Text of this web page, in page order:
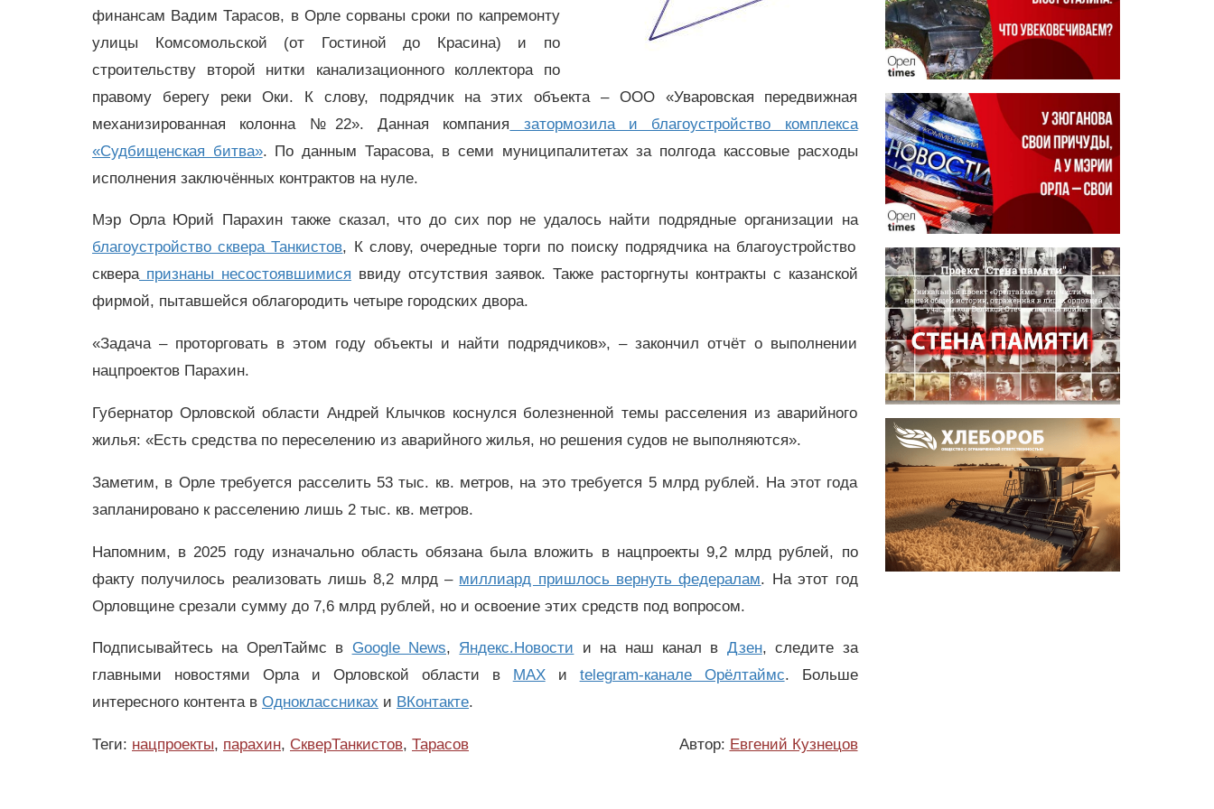
финансам Вадим Тарасов, в Орле сорваны сроки по капремонту
улицы Комсомольской (от Гостиной до Красина) и по
строительству второй нитки канализационного коллектора по
правому берегу реки Оки. К слову, подрядчик на этих объекта – ООО «Уваровская передвижная
механизированная колонна №22». Данная компания затормозила и благоустройство комплекса
«Судбищенская битва». По данным Тарасова, в семи муниципалитетах за полгода кассовые расходы
исполнения заключённых контрактов на нуле.
Мэр Орла Юрий Парахин также сказал, что до сих пор не удалось найти подрядные организации на
благоустройство сквера Танкистов, К слову, очередные торги по поиску подрядчика на благоустройство
скверапризнаны несостоявшимися ввиду отсутствия заявок. Также расторгнуты контракты с казанской
фирмой, пытавшейся облагородить четыре городских двора.
«Задача – проторговать в этом году объекты и найти подрядчиков», – закончил отчёт о выполнении
нацпроектов Парахин.
Губернатор Орловской области Андрей Клычков коснулся болезненной темы расселения из аварийного
жилья: «Есть средства по переселению из аварийного жилья, но решения судов не выполняются».
Заметим, в Орле требуется расселить 53 тыс. кв. метров, на это требуется 5 млрд рублей. На этот года
запланировано к расселению лишь 2 тыс. кв. метров.
Напомним, в 2025 году изначально область обязана была вложить в нацпроекты 9,2 млрд рублей, по
факту получилось реализовать лишь 8,2 млрд – миллиард пришлось вернуть федералам. На этот год
Орловщине срезали сумму до 7,6 млрд рублей, но и освоение этих средств под вопросом.
Подписывайтесь на ОрелТаймс в Google News, Яндекс.Новости и на наш канал в Дзен, следите за
главными новостями Орла и Орловской области в
MAXи telegram-канале Орёлтаймс. Больше
интересного контента в Одноклассниках и ВКонтакте.
Теги: нацпроекты, парахин, СкверТанкистов, Тарасов Автор: Евгений Кузнецов